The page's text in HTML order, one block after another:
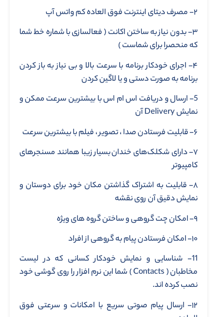
۲- مصرف دیتای اینترنت فوق العاده کم واتس آپ
۳- بدون نیاز به ساختن اکانت ( فعالسازی با شماره خط شما
که منحصرا برای شماست )
۴- اجرای خودکار برنامه با سرعت بالا و بی نیاز به باز کردن
برنامه به صورت دستی و یا لاگین کردن
5- ارسال و دریافت اس ام اس با بیشترین سرعت ممکن و
نمایش Delivery آن
۶- قابلیت فرستادن صدا ، تصویر ، فیلم با بیشترین سرعت
۷- دارای شکلک‌های خندان بسیار زیبا همانند مسنجر‌های
کامپیوتر
۸- قابلیت به اشتراک گذاشتن مکان خود برای دوستان و
نمایش دقیق آن روی نقشه
۹- امکان چت گروهی و ساختن گروه های ویژه
۱۰- امکان فرستادن پیام به گروهی از افراد
11- شناسایی و نمایش خودکار کسانی که در لیست
مخاطبان ( Contacts ) شما این نرم افزار را روی گوشی خود
نصب کرده اند.
۱۲- ارسال پیام صوتی سریع با امکانات و سرعتی فوق